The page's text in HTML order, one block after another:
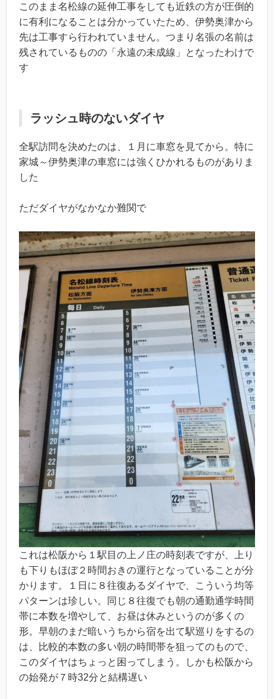
このまま名松線の延伸工事をしても近鉄の方が圧倒的
に有利になることは分かっていたため、伊勢奥津から
先は工事すら行われていません。つまり名張の名前は
残されているものの「永遠の未成線」となったわけで
す
ラッシュ時のないダイヤ
全駅訪問を決めたのは、１月に車窓を見てから。特に
家城～伊勢奥津の車窓には強くひかれるものがありま
した
ただダイヤがなかなか難関で
これは松阪から１駅目の上ノ庄の時刻表ですが、上り
も下りもほぼ２時間おきの運行となっていることが分
かります。１日に８往復あるダイヤで、こういう均等
パターンは珍しい。同じ８往復でも朝の通勤通学時間
帯に本数を増やして、お昼は休みというのが多くの
形。早朝のまだ暗いうちから宿を出て駅巡りをするの
は、比較的本数の多い朝の時間帯を狙ってのもので、
このダイヤはちょっと困ってしまう。しかも松阪から
の始発が７時32分と結構遅い